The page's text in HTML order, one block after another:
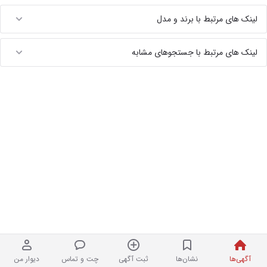
آگهی‌ها نشان‌ها ثبت آگهی چت و تماس دیوار من
لینک های مرتبط با برند و مدل
لینک های مرتبط با جستجوهای مشابه